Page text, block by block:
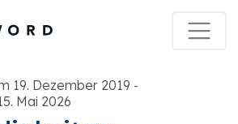
19. Dezember 2019 -
Mai 2026